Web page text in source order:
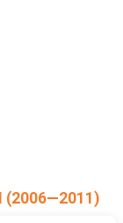
(2006—2011)